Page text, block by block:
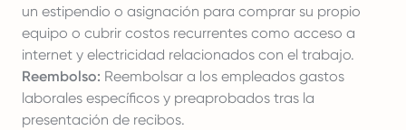
un estipendio o asignación para comprar su propio
equipo o cubrir costos recurrentes como acceso a
internet y electricidad relacionados con el trabajo.
Reembolso: Reembolsar a los empleados gastos
laborales específicos y preaprobados tras la
presentación de recibos.